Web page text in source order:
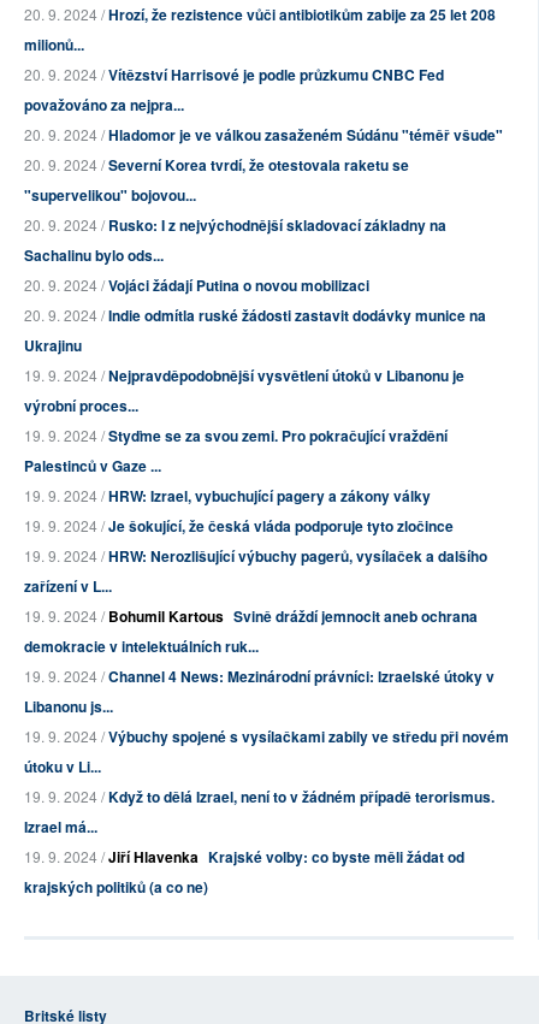
20. 9. 2024 /Hrozí, že rezistence vůči antibiotikům zabije za 25 let 208
milionů...
20. 9. 2024 /Vítězství Harrisové je podle průzkumu CNBC Fed
považováno za nejpra...
20. 9. 2024 /Hladomor je ve válkou zasaženém Súdánu "téměř všude"
20. 9. 2024 /Severní Korea tvrdí, že otestovala raketu se
"supervelikou" bojovou...
20. 9. 2024 /Rusko: I z nejvýchodnější skladovací základny na
Sachalinu bylo ods...
20. 9. 2024 /Vojáci žádají Putina o novou mobilizaci
20. 9. 2024 /Indie odmítla ruské žádosti zastavit dodávky munice na
Ukrajinu
19. 9. 2024 /Nejpravděpodobnější vysvětlení útoků v Libanonu je
výrobní proces...
19. 9. 2024 /Styďme se za svou zemi. Pro pokračující vraždění
Palestinců v Gaze ...
19. 9. 2024 /HRW: Izrael, vybuchující pagery a zákony války
19. 9. 2024 /Je šokující, že česká vláda podporuje tyto zločince
19. 9. 2024 /HRW: Nerozlišující výbuchy pagerů, vysílaček a dalšího
zařízení v L...
19. 9. 2024 /Bohumil Kartous Svině dráždí jemnocit aneb ochrana
demokracie v intelektuálních ruk...
19. 9. 2024 /Channel 4 News: Mezinárodní právníci: Izraelské útoky v
Libanonu js...
19. 9. 2024 /Výbuchy spojené s vysílačkami zabily ve středu při novém
útoku v Li...
19. 9. 2024 /Když to dělá Izrael, není to v žádném případě terorismus.
Izrael má...
19. 9. 2024 /Jiří Hlavenka Krajské volby: co byste měli žádat od
krajských politiků (a co ne)
Britské listy